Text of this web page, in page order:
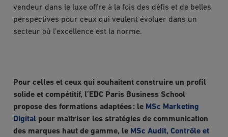
vendeur dans le luxe offre à la fois des défis et de belles
perspectives pour ceux qui veulent évoluer dans un
secteur où l’excellence est la norme.
Pour celles et ceux qui souhaitent construire un profil
solide et compétitif, l’EDC Paris Business School
propose des formations adaptées : le MSc Marketing
Digital pour maîtriser les stratégies de communication
des marques haut de gamme, le MSc Audit, Contrôle et